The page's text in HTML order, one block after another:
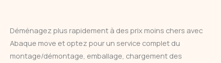
Déménagez plus rapidement à des prix moins chers avec
Abaque move et optez pour un service complet du
montage/démontage, emballage, chargement des